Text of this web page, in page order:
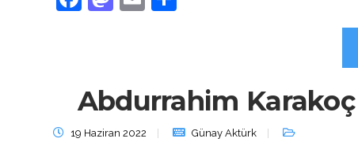
Abdurrahim
19 Haziran 2022 Günay Aktürk